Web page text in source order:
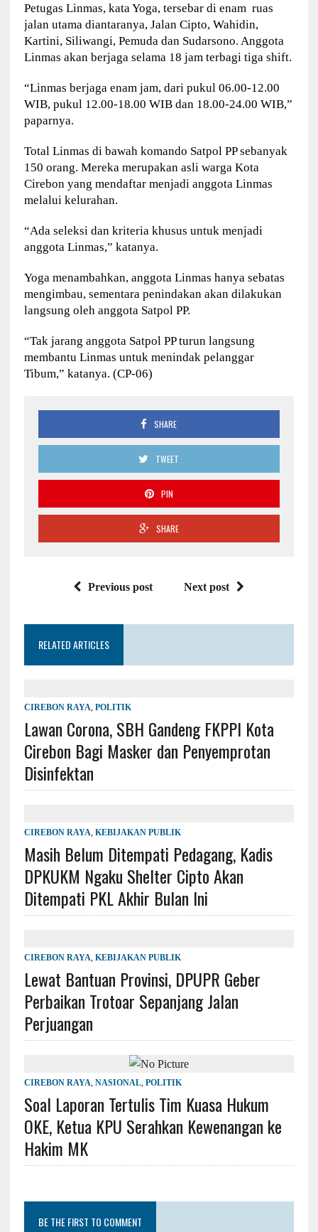
Petugas Linmas, kata Yoga, tersebar di enam ruas
jalan utama diantaranya, Jalan Cipto, Wahidin,
Kartini, Siliwangi, Pemuda dan Sudarsono. Anggota
Linmas akan berjaga selama 18 jam terbagi tiga shift.
“Linmas berjaga enam jam, dari pukul 06.00-12.00
WIB, pukul 12.00-18.00 WIB dan 18.00-24.00 WIB,”
paparnya.
Total Linmas di bawah komando Satpol PP sebanyak
150 orang. Mereka merupakan asli warga Kota
Cirebon yang mendaftar menjadi anggota Linmas
melalui kelurahan.
“Ada seleksi dan kriteria khusus untuk menjadi
anggota Linmas,” katanya.
Yoga menambahkan, anggota Linmas hanya sebatas
mengimbau, sementara penindakan akan dilakukan
langsung oleh anggota Satpol PP.
“Tak jarang anggota Satpol PP turun langsung
membantu Linmas untuk menindak pelanggar
Tibum,” katanya. (CP-06)
SHARE
TWEET
PIN
SHARE
Previous post Next post
RELATED ARTICLES
CIREBON RAYA POLITIK
Lawan Corona, SBH Gandeng FKPPI Kota
Cirebon Bagi Masker dan Penyemprotan
Disinfektan
CIREBON RAYA KEBIJAKAN PUBLIK
Masih Belum Ditempati Pedagang, Kadis
DPKUKM Ngaku Shelter Cipto Akan
Ditempati PKL Akhir Bulan Ini
CIREBON RAYA KEBIJAKAN PUBLIK
Lewat Bantuan Provinsi, DPUPR Geber
Perbaikan Trotoar Sepanjang Jalan
Perjuangan
CIREBON RAYA NASIONAL, POLITIK
Soal Laporan Tertulis Tim Kuasa Hukum
OKE, Ketua KPU Serahkan Kewenangan ke
Hakim MK
BE THE FIRST TO COMMENT